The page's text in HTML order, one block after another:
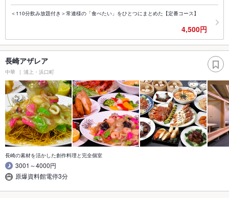
＜110分飲み放題付き＞常連様の「食べたい」をひとつにまとめた【定番コース】
4,500円
長崎アザレア
中華 浦上・浜口町
長崎の素材を活かした創作料理と完全個室
3001～4000円
原爆資料館電停3分